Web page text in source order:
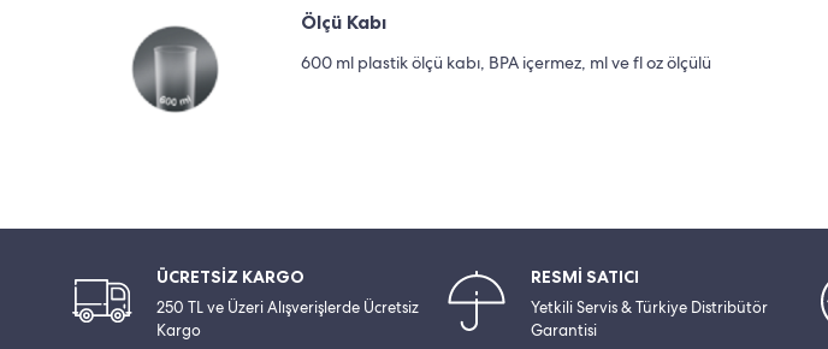
Ölçü Kabı
600 ml plastik ölçü kabı, BPA içermez, ml ve fl oz ölçülü
ÜCRETSİZ KARGO
250 TL ve Üzeri Alışverişlerde Ücretsiz
Kargo
RESMİ SATICI
Yetkili Servis & Türkiye Distribütör
Garantisi